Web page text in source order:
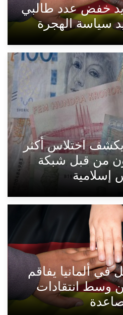
خفض عدد طالبي
سياسة الهجرة
اختلاس أكثر
من قبل شبكة
إسلامية
في ألمانيا يفاقم
وسط انتقادات